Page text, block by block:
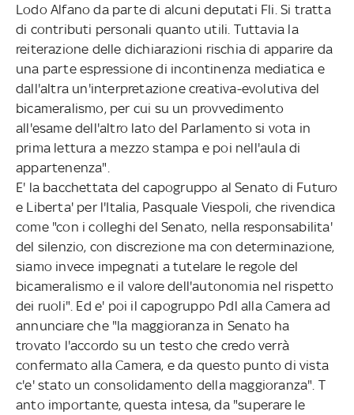
Lodo Alfano da parte di alcuni deputati Fli. Si tratta
di contributi personali quanto utili. Tuttavia la
reiterazione delle dichiarazioni rischia di apparire da
una parte espressione di incontinenza mediatica e
dall'altra un'interpretazione creativa-evolutiva del
bicameralismo, per cui su un provvedimento
all'esame dell'altro lato del Parlamento si vota in
prima lettura a mezzo stampa e poi nell'aula di
appartenenza".
E' la bacchettata del capogruppo al Senato di Futuro
e Liberta' per l'Italia, Pasquale Viespoli, che rivendica
come "con i colleghi del Senato, nella responsabilita'
del silenzio, con discrezione ma con determinazione,
siamo invece impegnati a tutelare le regole del
bicameralismo e il valore dell'autonomia nel rispetto
dei ruoli". Ed e' poi il capogruppo Pdl alla Camera ad
annunciare che "la maggioranza in Senato ha
trovato l'accordo su un testo che credo verrà
confermato alla Camera, e da questo punto di vista
c'e' stato un consolidamento della maggioranza". T
anto importante, questa intesa, da "superare le